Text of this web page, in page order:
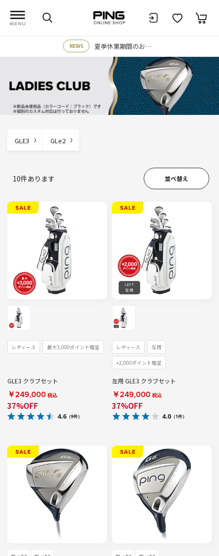
NEWS 夏季休業期間のお知らせ
GLE3 GLe2
並べ替え
10件あります
レディース 最大3,000ポイント贈呈
GLE3 クラブセット
￥249,000 税込
37%OFF
4.6 （9件）
レディース 左用
+2,000ポイント贈呈
左用 GLE3 クラブセット
￥249,000 税込
37%OFF
4.0 （1件）